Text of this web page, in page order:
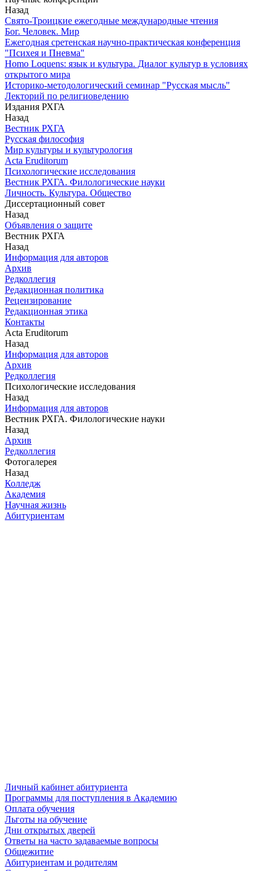
Назад
Свято-Троицкие ежегодные международные чтения
Бог. Человек. Мир
Ежегодная сретенская научно-практическая конференция
"Психея и Пневма"
Homo Loquens: язык и культура. Диалог культур в условиях
открытого мира
Историко-методологический семинар "Русская мысль"
Лекторий по религиоведению
Издания РХГА
Назад
Вестник РХГА
Русская философия
Мир культуры и культурология
Acta Eruditorum
Психологические исследования
Вестник РХГА. Филологические науки
Личность. Культура. Общество
Диссертационный совет
Назад
Объявления о защите
Вестник РХГА
Назад
Информация для авторов
Архив
Редколлегия
Редакционная политика
Рецензирование
Редакционная этика
Контакты
Acta Eruditorum
Назад
Информация для авторов
Архив
Редколлегия
Психологические исследования
Назад
Информация для авторов
Вестник РХГА. Филологические науки
Назад
Архив
Редколлегия
Фотогалерея
Назад
Колледж
Академия
Научная жизнь
Абитуриентам
Личный кабинет абитуриента
Программы для поступления в Академию
Оплата обучения
Льготы на обучение
Дни открытых дверей
Ответы на часто задаваемые вопросы
Общежитие
Абитуриентам и родителям